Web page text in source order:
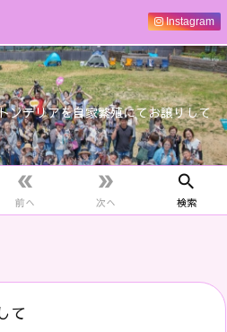
ンテリアを自家繁殖にてお譲りして

前へ

次へ

検索
Instagram
て